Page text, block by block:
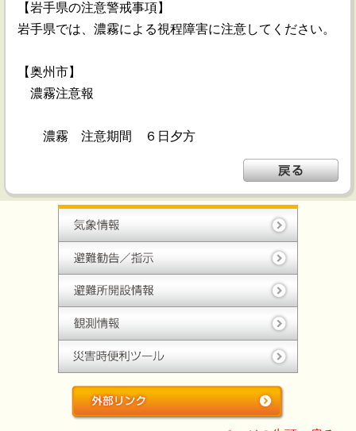
【岩手県の注意警戒事項】
岩手県では、濃霧による視程障害に注意してください。
【奥州市】
濃霧注意報
濃霧 注意期間 ６日夕方